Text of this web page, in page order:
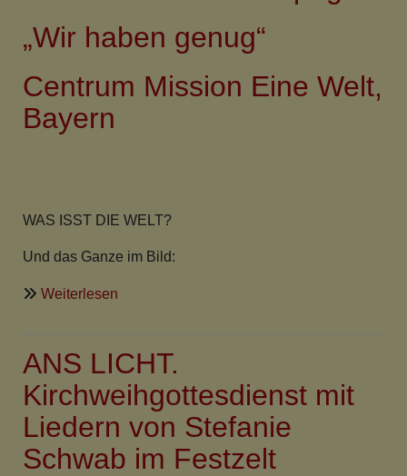
„Wir haben genug“
Centrum Mission Eine Welt,
Bayern
WAS ISST DIE WELT?
Und das Ganze im Bild:
Weiterlesen
isst
ANS LICHT.
Kirchweihgottesdienst mit
Liedern von Stefanie
Schwab im Festzelt